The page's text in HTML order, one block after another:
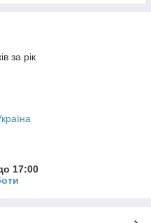
за рік
17:00